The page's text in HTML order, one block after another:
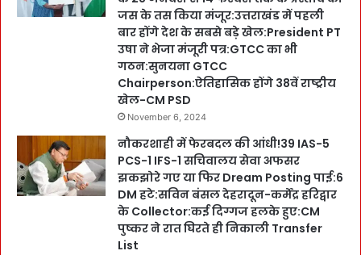
जस के तस किया मंजूर:उत्तराखंड में पहली
बार होंगे देश के सबसे बड़े खेल:President PT
उषा ने भेजा मंजूरी पत्र:GTCC का भी
गठन:सुनयना GTCC
Chairperson:ऐतिहासिक होंगे 38वें राष्ट्रीय
खेल-CM PSD
November 6, 2024
नौकरशाही में फेरबदल की आंधी!39 IAS-5
PCS-1 IFS-1 सचिवालय सेवा अफसर
झकझोरे गए या फिर Dream Posting पाई:6
DM हटे:सविन बंसल देहरादून-कर्मेंद्र हरिद्वार
के Collector:कई दिग्गज हलके हुए:CM
पुष्कर ने रात घिरते ही निकाली Transfer
List